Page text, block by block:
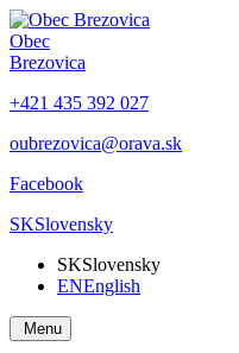
Obec
Brezovica
+421 435 392 027
oubrezovica@orava.sk
Facebook
SKSlovensky
SKSlovensky
ENEnglish
Menu